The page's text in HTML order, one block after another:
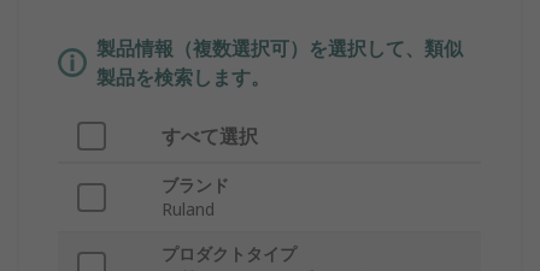
製品情報（複数選択可）を選択して、類似
製品を検索します。
すべて選択
ブランド
Ruland
プロダクトタイプ